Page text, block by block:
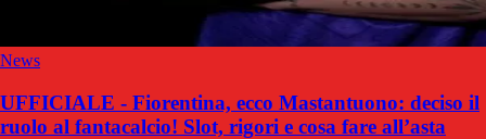
News
UFFICIALE - Fiorentina, ecco Mastantuono: deciso il
ruolo al fantacalcio! Slot, rigori e cosa fare all’asta